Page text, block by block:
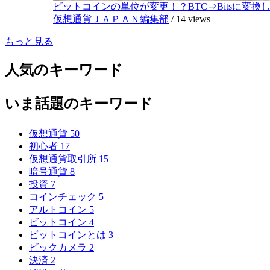
ビットコインの単位が変更！？BTC⇒Bitsに変換し
仮想通貨ＪＡＰＡＮ編集部 / 14 views
もっと見る
人気のキーワード
いま話題のキーワード
仮想通貨 50
初心者 17
仮想通貨取引所 15
暗号通貨 8
投資 7
コインチェック 5
アルトコイン 5
ビットコイン 4
ビットコインとは 3
ビックカメラ 2
決済 2